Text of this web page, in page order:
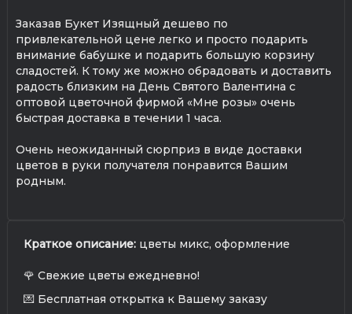
Заказав Букет Изящный дешево по
привлекательной цене легко и просто подарить
внимание бабушке и подарить большую корзину
сладостей. К тому же можно обрадовать и доставить
радость близким на День Святого Валентина с
оптовой цветочной фирмой «Мне розы» очень
быстрая доставка в течении 1 часа.
Очень неожиданный сюрприз в виде доставки
цветов в руки получателя понравится Вашим
родным.
Краткое описание: цветы микс, оформление
🌹 Свежие цветы ежедневно!
💌 Бесплатная открытка к Вашему заказу